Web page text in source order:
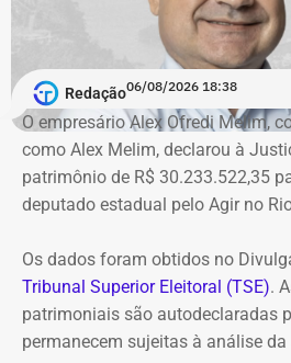
O órgão também requer que o ex-
intimado a quitar os valores da
cálculos atualizados
ressarcimento ao erário,
234,4 milhões, chega hoje a R$
cobra R$ 778,9 mil de multa civil
danos morais coletivos.
Globo”
Redação06/08/2026 18:38
O empresário Alex Ofredi Melim,
como Alex Melim, declarou à
patrimônio de R$ 30.233.522,35
deputado estadual pelo Agir no
Os dados foram obtidos no
Tribunal Superior Eleitoral (TSE).
patrimoniais são autodeclaradas
permanecem sujeitas à análise